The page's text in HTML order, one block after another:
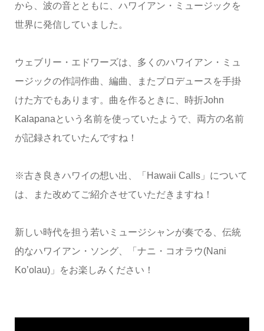
から、波の音とともに、ハワイアン・ミュージックを
世界に発信していました。
ウェブリー・エドワーズは、多くのハワイアン・ミュ
ージックの作詞作曲、編曲、またプロデュースを手掛
けた方でもあります。曲を作るときに、時折John
Kalapanaという名前を使っていたようで、両方の名前
が記録されていたんですね！
※古き良きハワイの想い出、「Hawaii Calls」について
は、また改めてご紹介させていただきますね！
新しい時代を担う若いミュージシャンが奏でる、伝統
的なハワイアン・ソング、「ナニ・コオラウ(Nani
Ko’olau)」をお楽しみください！